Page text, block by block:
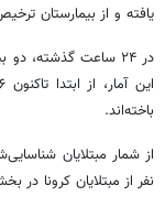
یافته و از بیمارستان
در ۲۴ ساعت گذشته،
باخته‌اند.
نفر از مبتلایان کرونا